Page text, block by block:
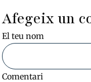
Afegeix un
El teu nom
Comentari